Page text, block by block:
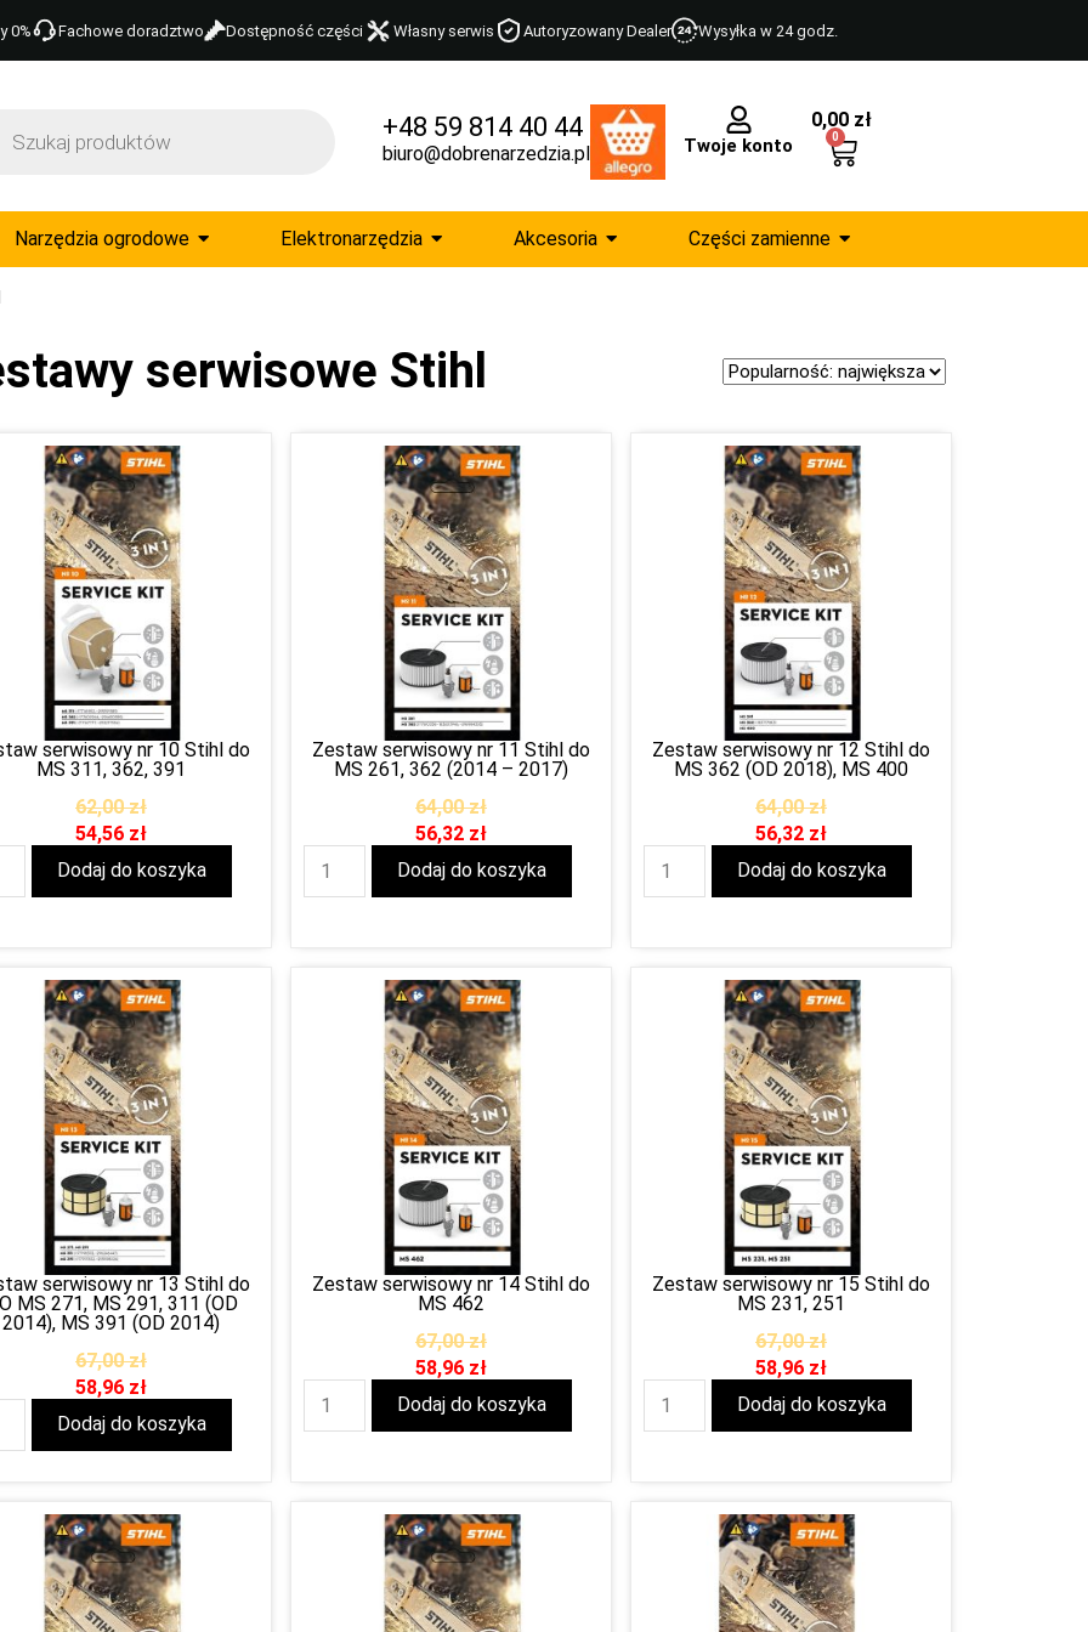
0% Fachowe doradztwo Dostępność części Własny serwis Autoryzowany Dealer Wysyłka w 24 godz.
+48 59 814 40 44
biuro@dobrenarzedzia.pl Twoje konto
0,00 zł
0
Narzędzia ogrodowe Elektronarzędzia Akcesoria Części zamienne
serwisowe Stihl Sort Products
serwisowy nr 10 Stihl do
MS 311, 362, 391
62,00zł
54,56 zł
Dodaj do koszyka
Zestaw serwisowy nr 11 Stihl do
MS 261, 362 (2014 – 2017)
64,00zł
56,32 zł
Dodaj do koszyka
Zestaw serwisowy nr 12 Stihl do
MS 362 (OD 2018), MS 400
64,00zł
56,32 zł
Dodaj do koszyka
serwisowy nr 13 Stihl do
MS 271, MS 291, 311 (OD
2014), MS 391 (OD 2014)
67,00zł
58,96 zł
Dodaj do koszyka
Zestaw serwisowy nr 14 Stihl do
MS 462
67,00zł
58,96 zł
Dodaj do koszyka
Zestaw serwisowy nr 15 Stihl do
MS 231, 251
67,00zł
58,96 zł
Dodaj do koszyka